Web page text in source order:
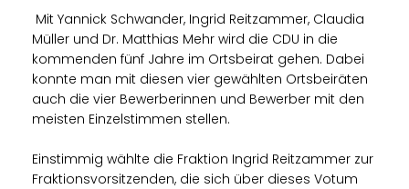
Mit Yannick Schwander, Ingrid Reitzammer, Claudia
Müller und Dr. Matthias Mehr wird die CDU in die
kommenden fünf Jahre im Ortsbeirat gehen. Dabei
konnte man mit diesen vier gewählten Ortsbeiräten
auch die vier Bewerberinnen und Bewerber mit den
meisten Einzelstimmen stellen.
Einstimmig wählte die Fraktion Ingrid Reitzammer zur
Fraktionsvorsitzenden, die sich über dieses Votum